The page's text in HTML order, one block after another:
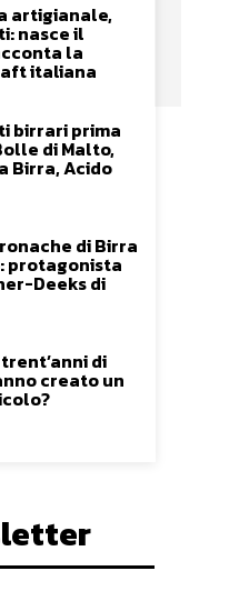
artigianale,
nasce il
la
italiana
birrari prima
di Malto,
Birra, Acido
di Birra
protagonista
Deeks di
di
creato un